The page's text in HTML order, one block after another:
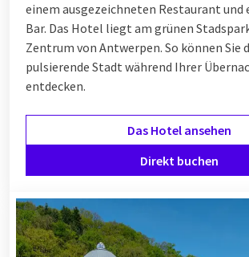
einem ausgezeichneten Restaurant
Bar. Das Hotel liegt am grünen
Zentrum von Antwerpen. So können Sie
pulsierende Stadt während Ihrer
entdecken.
Das Hotel ansehen
Direkt buchen